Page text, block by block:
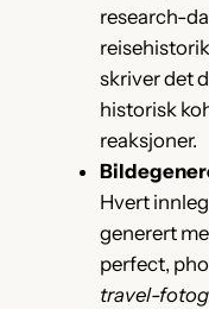
research-
skriver det
historisk
reaksjoner.
Hvert
generert
perfect,
travel-